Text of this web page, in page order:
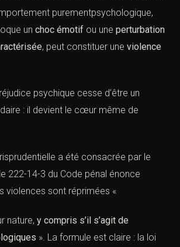
criminelle de la Cour de
qu’un comportement
dès lors qu’il provoque unchoc
psychique cesse d’être un
: il devient le cœur même de
a été consacrée par le
222-14-3 du Code pénalénonce
nature, y compris s’il s’agit de